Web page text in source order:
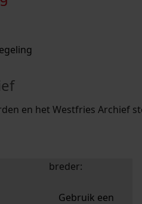
een aantal zoektips.
een aantal zoektips.
en het Westfries Archief
uw zoekopdracht te
breder:
Gebruik een